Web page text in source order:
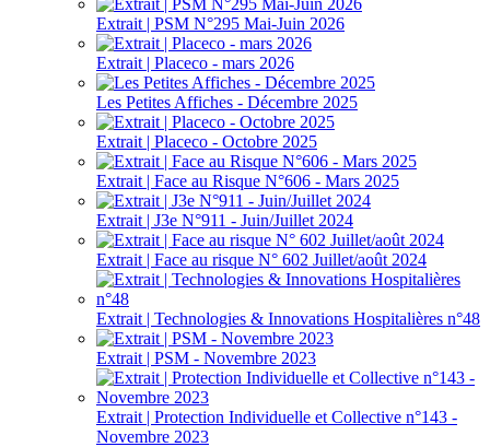
Extrait | PSM N°295 Mai-Juin 2026
Extrait | Placeco - mars 2026
Les Petites Affiches - Décembre 2025
Extrait | Placeco - Octobre 2025
Extrait | Face au Risque N°606 - Mars 2025
Extrait | J3e N°911 - Juin/Juillet 2024
Extrait | Face au risque N° 602 Juillet/août 2024
Extrait | Technologies & Innovations Hospitalières n°48
Extrait | PSM - Novembre 2023
Extrait | Protection Individuelle et Collective n°143 -
Novembre 2023